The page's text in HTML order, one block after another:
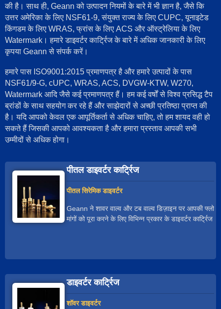
की है। साथ ही, Geann को उत्पादन नियमों के बारे में भी ज्ञान है, जैसे कि
उत्तर अमेरिका के लिए NSF61-9, संयुक्त राज्य के लिए CUPC, यूनाइटेड
किंगडम के लिए WRAS, फ्रांस के लिए ACS और ऑस्ट्रेलिया के लिए
Watermark। हमारे डाइवर्टर कार्ट्रिज के बारे में अधिक जानकारी के लिए
कृपया Geann से संपर्क करें।
हमारे पास ISO9001:2015 प्रमाणपत्र है और हमारे उत्पादों के पास
NSF61/9-G, cUPC, WRAS, ACS, DVGW-KTW, W270,
Watermark आदि जैसे कई प्रमाणपत्र हैं। हम कई वर्षों से विश्व प्रसिद्ध टैप
ब्रांडों के साथ सहयोग कर रहे हैं और साझेदारों से अच्छी प्रतिष्ठा प्राप्त की
है। यदि आपको केवल एक आपूर्तिकर्ता से अधिक चाहिए, तो हम शायद वही हो
सकते हैं जिसकी आपको आवश्यकता है और हमारा प्रस्ताव आपकी सभी
उम्मीदों से अधिक होगा।
पीतल डाइवर्टर कार्ट्रिज
पीतल सिरेमिक डाइवर्टर
Geann ने शावर वाल्व और टब वाल्व डिज़ाइन पर आपकी फ्लो
मांगों को पूरा करने के लिए विभिन्न प्रकार के डाइवर्टर कार्ट्रिज
Cal-Green की आवश्यकताओं को पूरा करने के लिए डाइवर्टर
अनुरोधों के अनुसार, डाइवर्टर कार्ट्रिज को घुमाव, डिटेंट्स और
स्टेम, फ्लो डायग्राम और कैल-ग्रीन अनुपालन को अनुकूलित
कर सकता है। Geann ने विश्व प्रसिद्ध टैप और नल
डाइवर्टर कार्ट्रिज
शॉवर डाइवर्टर